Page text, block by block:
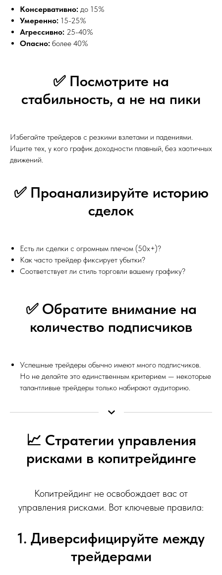
Консервативно: до 15%
Умеренно: 15-25%
Агрессивно: 25-40%
Опасно: более 40%
✅ Посмотрите на
стабильность, а не на пики
Избегайте трейдеров с резкими взлетами и падениями.
Ищите тех, у кого график доходности плавный, без хаотичных
движений.
✅ Проанализируйте историю
сделок
Есть ли сделки с огромным плечом (50x+)?
Как часто трейдер фиксирует убытки?
Соответствует ли стиль торговли вашему графику?
✅ Обратите внимание на
количество подписчиков
Успешные трейдеры обычно имеют много подписчиков.
Но не делайте это единственным критерием — некоторые
талантливые трейдеры только набирают аудиторию.
📈 Стратегии управления
рисками в копитрейдинге
Копитрейдинг не освобождает вас от
управления рисками. Вот ключевые правила:
1. Диверсифицируйте между
трейдерами